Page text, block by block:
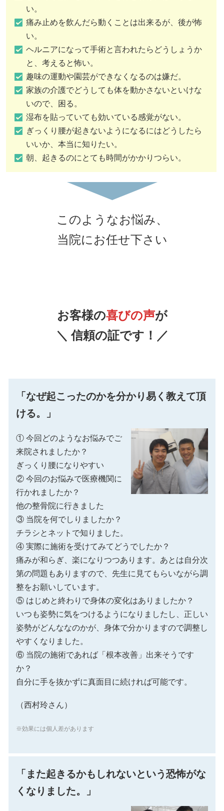
い。
痛み止めを飲んだら動くことは出来るが、後が怖
い。
ヘルニアになって手術と言われたらどうしょうか
と、考えると怖い。
趣味の運動や園芸ができなくなるのは嫌だ。
家族の介護でどうしても体を動かさないといけな
いので、困る。
湿布を貼っていても効いている感覚がない。
ぎっくり腰が起きないようになるにはどうしたら
いいか、本当に知りたい。
朝、起きるのにとても時間がかかりつらい。
このようなお悩み、
当院にお任せ下さい
お客様の喜びの声が
＼ 信頼の証です！／
「なぜ起こったのかを分かり易く教えて頂
ける。」
① 今回どのようなお悩みでご
来院されましたか？
ぎっくり腰になりやすい
② 今回のお悩みで医療機関に
行かれましたか？
他の整骨院に行きました
③ 当院を何でしりましたか？
チラシとネットで知りました。
④ 実際に施術を受けてみてどうでしたか？
痛みが和らぎ、楽になりつつあります。あとは自分次
第の問題もありますので、先生に見てもらいながら調
整をお願いしています。
⑤ はじめと終わりで身体の変化はありましたか？
いつも姿勢に気をつけるようになりましたし、正しい
姿勢がどんななのかが、身体で分かりますので調整し
やすくなりました。
⑥ 当院の施術であれば「根本改善」出来そうです
か？
自分に手を抜かずに真面目に続ければ可能です。
（西村玲さん）
※効果には個人差があります
「また起きるかもしれないという恐怖がな
くなりました。」